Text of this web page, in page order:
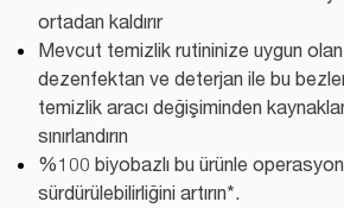
ortadan kaldırır
Mevcut temizlik rutininize uygun
dezenfektan ve deterjan ile bu
temizlik aracı değişiminden
sınırlandırın
%100 biyobazlı bu ürünle
sürdürülebilirliğini artırın*.